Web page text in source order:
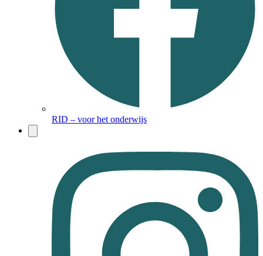
RID – voor het onderwijs